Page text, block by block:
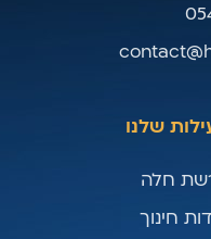
שלנו
חלה
חינוך